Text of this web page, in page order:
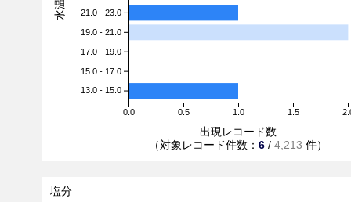
0.0 0.5 1.0 1.5
21.0 - 23.0
19.0 - 21.0
17.0 - 19.0
15.0 - 17.0
13.0 - 15.0
出現レコード数
（対象レコード件数： 6 / 4,213 件）
塩分